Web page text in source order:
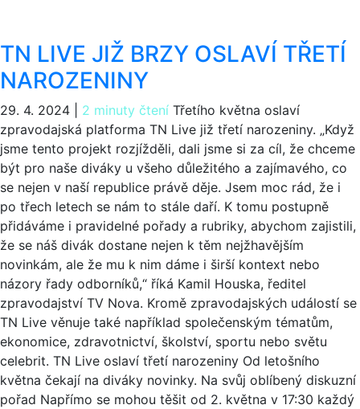
TN LIVE JIŽ BRZY OSLAVÍ TŘETÍ
NAROZENINY
29. 4. 2024 2 minuty čtení Třetího května oslaví
zpravodajská platforma TN Live již třetí narozeniny. „Když
jsme tento projekt rozjížděli, dali jsme si za cíl, že chceme
být pro naše diváky u všeho důležitého a zajímavého, co
se nejen v naší republice právě děje. Jsem moc rád, že i
po třech letech se nám to stále daří. K tomu postupně
přidáváme i pravidelné pořady a rubriky, abychom zajistili,
že se náš divák dostane nejen k těm nejžhavějším
novinkám, ale že mu k nim dáme i širší kontext nebo
názory řady odborníků,“ říká Kamil Houska, ředitel
zpravodajství TV Nova. Kromě zpravodajských událostí se
TN Live věnuje také například společenským tématům,
ekonomice, zdravotnictví, školství, sportu nebo světu
celebrit. TN Live oslaví třetí narozeniny Od letošního
května čekají na diváky novinky. Na svůj oblíbený diskuzní
pořad Napřímo se mohou těšit od 2. května v 17:30 každý